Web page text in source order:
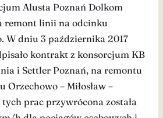
Alusta Poznań Dolkom
remont linii na odcinku
W dniu 3 października 2017
kontrakt z konsorcjum KB
i Settler Poznań, na remontu
Orzechowo – Miłosław –
prac przywrócona została